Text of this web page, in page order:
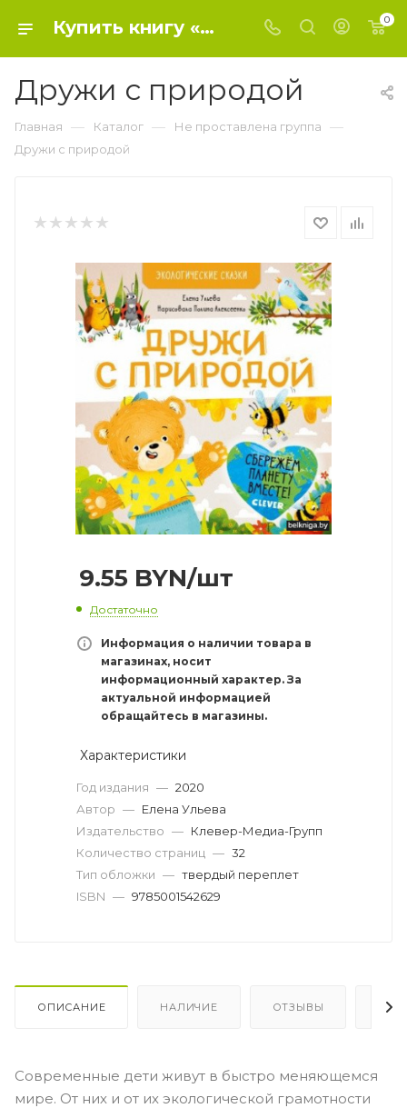
Купить книгу «Дружи с природой» 2020, Елена Ульева - Не проставлена группа 0
Дружи с природой
Главная — Каталог — Не проставлена группа —
Дружи с природой
9.55 BYN/шт
Достаточно
Информация о наличии товара в
магазинах, носит
информационный характер. За
актуальной информацией
обращайтесь в магазины.
Характеристики
Год издания — 2020
Автор — Елена Ульева
Издательство — Клевер-Медиа-Групп
Количество страниц — 32
Тип обложки — твердый переплет
ISBN — 9785001542629
ОПИСАНИЕ НАЛИЧИЕ ОТЗЫВЫ
Современные дети живут в быстро меняющемся
мире. От них и от их экологической грамотности